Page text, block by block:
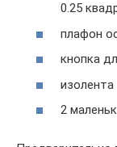
0.25
плафон
кнопка
изолента
2